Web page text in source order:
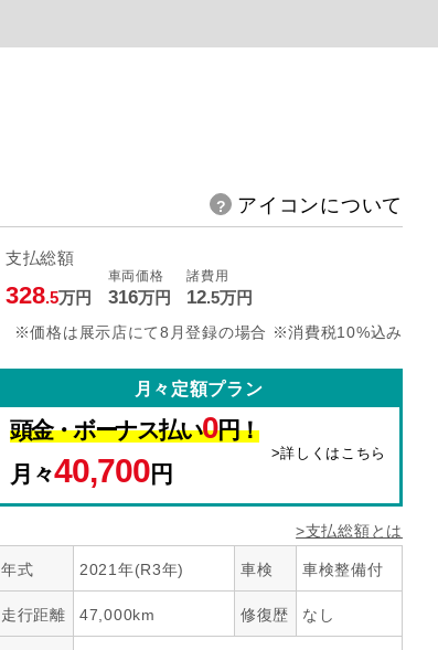
アイコンについて
支払総額
328.5万円
車両価格
316万円
諸費用
12.5万円
※価格は展示店にて8月登録の場合 ※消費税10%込み
月々定額プラン
頭金・ボーナス払い0円！
月々40,700円
>詳しくはこちら
>支払総額とは
年式 2021年(R3年) 車検 車検整備付
走行距離 47,000km 修復歴 なし